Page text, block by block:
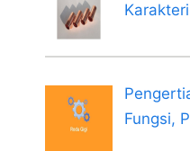
Fungsi,